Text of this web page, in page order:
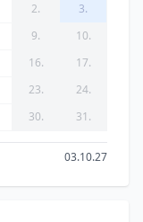
2.
3.
9.
10.
16.
17.
23.
24.
30. 31.
03.10.27